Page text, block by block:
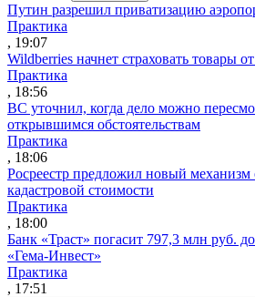
Путин разрешил приватизацию
Практика
, 19:07
Wildberries начнет страховать товары
Практика
, 18:56
ВС уточнил, когда дело можно
открывшимся обстоятельствам
Практика
, 18:06
Росреестр предложил новый механизм
кадастровой стоимости
Практика
, 18:00
Банк «Траст» погасит 797,3 млн руб.
«Гема-Инвест»
Практика
, 17:51